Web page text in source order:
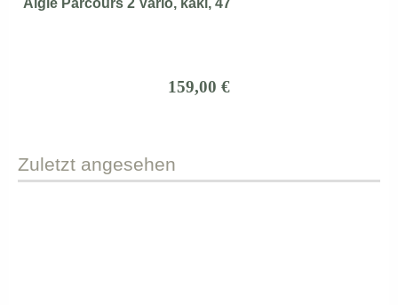
Aigle Parcours 2 Vario, kaki, 47
159,00 €
Zuletzt angesehen